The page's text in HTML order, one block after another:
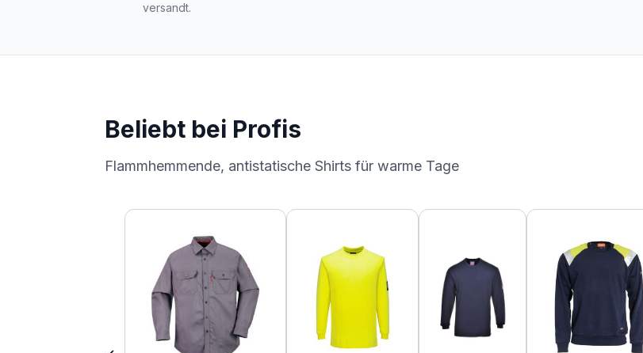
versandt.
Beliebt bei Profis
Flammhemmende, antistatische Shirts für warme Tage
Produktgalerie überspringen